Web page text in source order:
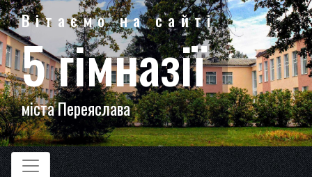
Вітаємо на сайті
5 гімназії
міста Переяслава